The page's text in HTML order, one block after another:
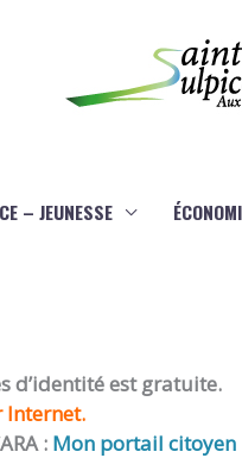
– JEUNESSE
d’identité est gratuite.
Internet.
: Mon portail citoyen